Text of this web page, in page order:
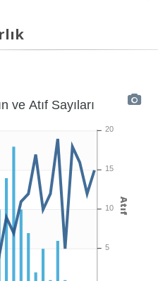
ve Atıf Sayıları
20
15
10
5
Atıf